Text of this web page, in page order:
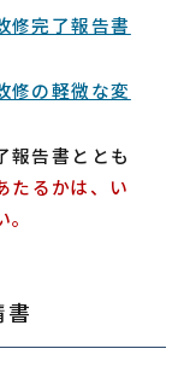
修完了報告書
修の軽微な変
報告書ととも
たるかは、い
書